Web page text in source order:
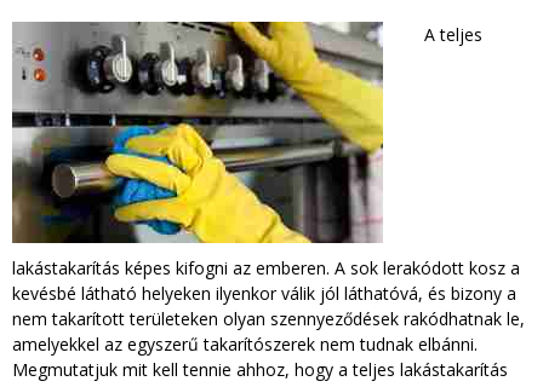
A teljes
lakástakarítás képes kifogni az emberen. A sok lerakódott kosz a
kevésbé látható helyeken ilyenkor válik jól láthatóvá, és bizony a
nem takarított területeken olyan szennyeződések rakódhatnak le,
amelyekkel az egyszerű takarítószerek nem tudnak elbánni.
Megmutatjuk mit kell tennie ahhoz, hogy a teljes lakástakarítás